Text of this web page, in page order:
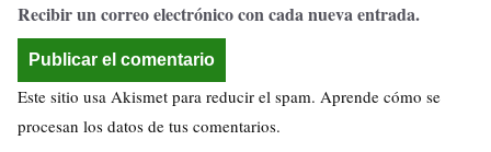
Recibir un correo electrónico con cada nueva entrada.
Este sitio usa Akismet para reducir el spam. Aprende cómo se
procesan los datos de tus comentarios.